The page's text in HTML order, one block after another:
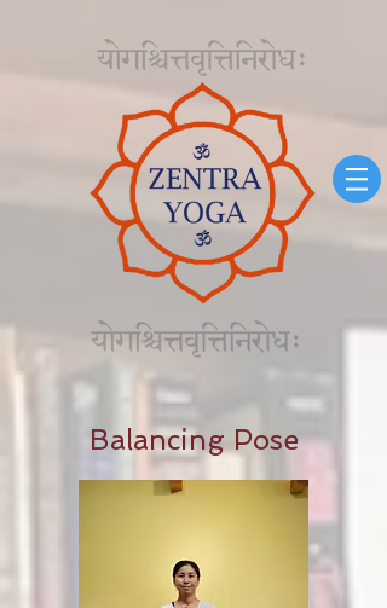
Balancing Pose